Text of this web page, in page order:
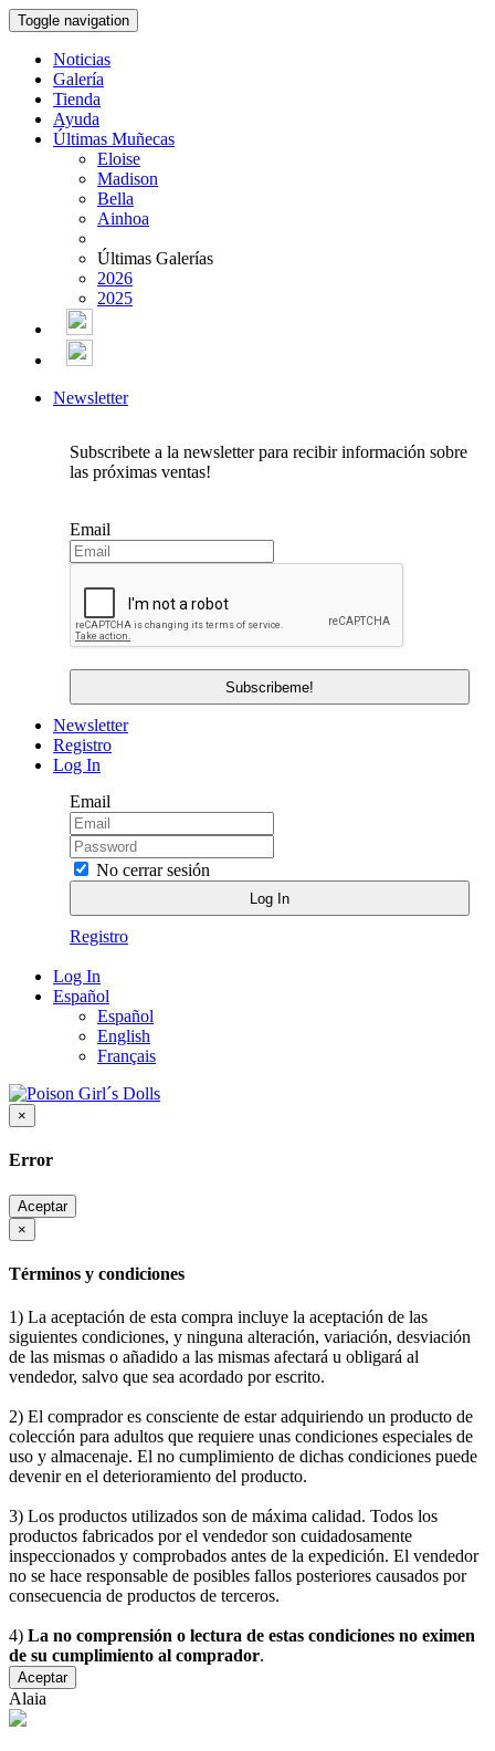
Toggle navigation
Noticias
Galería
Tienda
Ayuda
Últimas Muñecas
Eloise
Madison
Bella
Ainhoa
Últimas Galerías
2026
2025
Newsletter
Subscribete a la newsletter para recibir información sobre
las próximas ventas!
Email
Newsletter
Registro
Log In
Email
No cerrar sesión
Registro
Log In
Español
Español
English
Français
×
Error
Aceptar
×
Términos y condiciones
1) La aceptación de esta compra incluye la aceptación de las
siguientes condiciones, y ninguna alteración, variación, desviación
de las mismas o añadido a las mismas afectará u obligará al
vendedor, salvo que sea acordado por escrito.
2) El comprador es consciente de estar adquiriendo un producto de
colección para adultos que requiere unas condiciones especiales de
uso y almacenaje. El no cumplimiento de dichas condiciones puede
devenir en el deterioramiento del producto.
3) Los productos utilizados son de máxima calidad. Todos los
productos fabricados por el vendedor son cuidadosamente
inspeccionados y comprobados antes de la expedición. El vendedor
no se hace responsable de posibles fallos posteriores causados por
consecuencia de productos de terceros.
4) La no comprensión o lectura de estas condiciones no eximen
de su cumplimiento al comprador.
Aceptar
Alaia